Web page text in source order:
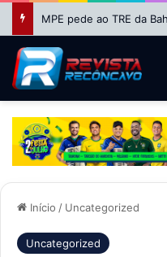
Início / Uncategorized
Uncategorized